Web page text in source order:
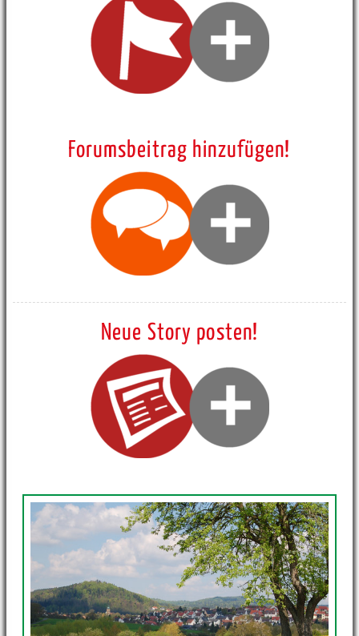
Forumsbeitrag hinzufügen!
Neue Story posten!